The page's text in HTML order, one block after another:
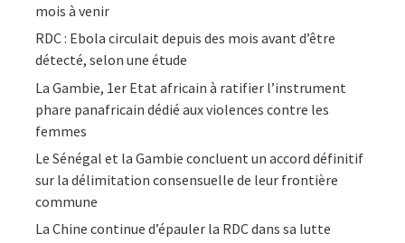
mois à venir
RDC : Ebola circulait depuis des mois avant d’être
détecté, selon une étude
La Gambie, 1er Etat africain à ratifier l’instrument
phare panafricain dédié aux violences contre les
femmes
Le Sénégal et la Gambie concluent un accord définitif
sur la délimitation consensuelle de leur frontière
commune
La Chine continue d’épauler la RDC dans sa lutte